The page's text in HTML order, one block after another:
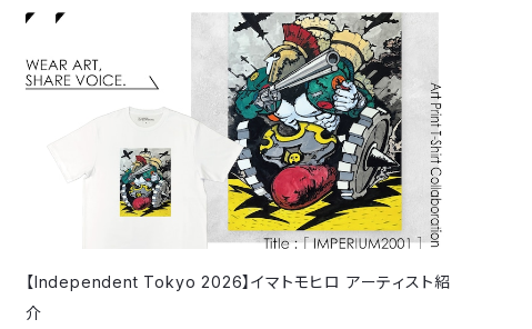
【Independent Tokyo 2026】イマトモヒロ アーティスト紹
介